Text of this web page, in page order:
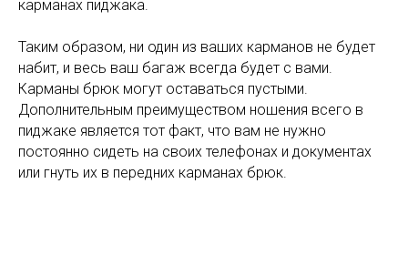
карманах пиджака.
Таким образом, ни один из ваших карманов не будет
набит, и весь ваш багаж всегда будет с вами.
Карманы брюк могут оставаться пустыми.
Дополнительным преимуществом ношения всего в
пиджаке является тот факт, что вам не нужно
постоянно сидеть на своих телефонах и документах
или гнуть их в передних карманах брюк.